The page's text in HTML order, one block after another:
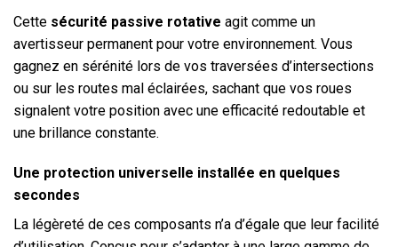
Cette sécurité passive rotative agit comme un
avertisseur permanent pour votre environnement. Vous
gagnez en sérénité lors de vos traversées d’intersections
ou sur les routes mal éclairées, sachant que vos roues
signalent votre position avec une efficacité redoutable et
une brillance constante.
Une protection universelle installée en quelques
secondes
La légèreté de ces composants n’a d’égale que leur facilité